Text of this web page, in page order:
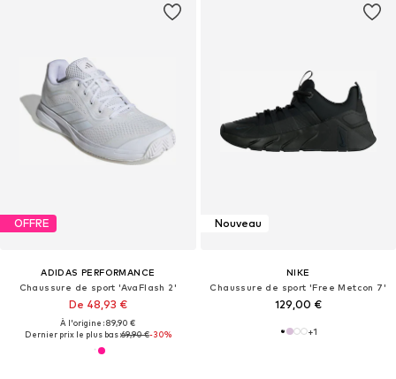
OFFRE
ADIDAS PERFORMANCE
Chaussure de sport 'AvaFlash 2'
De 48,93 €
À l'origine : 89,90 €
Dernier prix le plus bas :69,90 €-30%
Nouveau
NIKE
Chaussure de sport 'Free Metcon 7'
129,00 €
+1